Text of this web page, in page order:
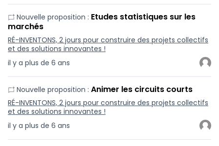
il y a plus de 6 ans
Nouvelle proposition : Etudes statistiques sur les
marchés
RÉ-INVENTONS, 2 jours pour construire des projets collectifs
et des solutions innovantes !
il y a plus de 6 ans
Nouvelle proposition : Animer les circuits courts
RÉ-INVENTONS, 2 jours pour construire des projets collectifs
et des solutions innovantes !